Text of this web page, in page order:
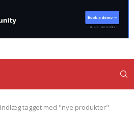
Indlæg tagget med "nye produkter"